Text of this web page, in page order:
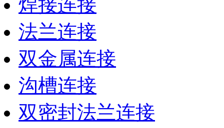
焊接连接
法兰连接
双金属连接
沟槽连接
双密封法兰连接